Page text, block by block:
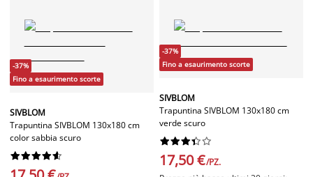
-37%
Fino a esaurimento scorte
SIVBLOM
Trapuntina SIVBLOM 130x180 cm
color sabbia scuro






-37%
Fino a esaurimento scorte
SIVBLOM
Trapuntina SIVBLOM 130x180 cm
verde scuro






17,50 €/PZ.